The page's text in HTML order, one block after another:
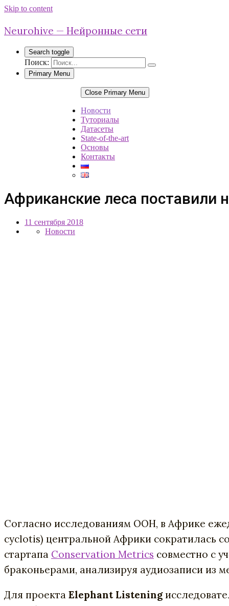
Skip to content
Neurohive — Нейронные сети
Search toggle
Поиск:
Primary Menu
Close Primary Menu
Новости
Туториалы
Датасеты
State-of-the-art
Основы
Контакты
Африканские леса
11 сентября 2018
Новости
Согласно исследованиям ООН, в Африке
cyclotis) центральной Африки сократилась
стартапа Conservation Metrics совместно с
браконьерами, анализируя аудиозаписи из
Для проекта Elephant Listening